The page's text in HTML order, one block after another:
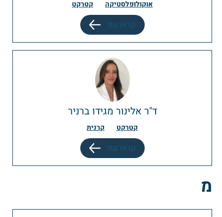
אוקולופלסטיקה קטרקט
קראו עוד
ד"ר אלינור מגידו ברניר
קטרקט קרנית
קראו עוד
מ